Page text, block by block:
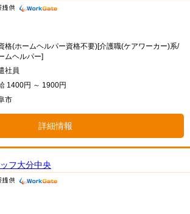
格(ホームヘルパー資格不要)[介護職(ケアワーカー)系/
ムヘルパー]
社員
1400円 ～ 1900円
市
詳細情報
フ大分中央